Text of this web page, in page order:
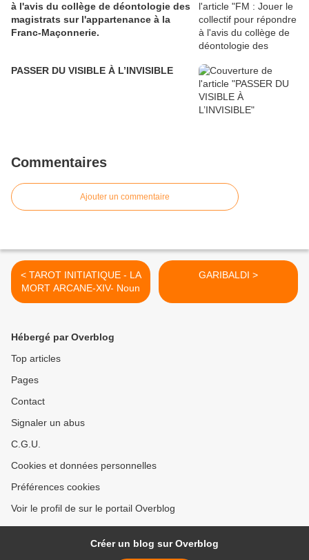
à l'avis du collège de déontologie des
magistrats sur l'appartenance à la
Franc-Maçonnerie.
PASSER DU VISIBLE À L’INVISIBLE
Commentaires
Ajouter un commentaire
< TAROT INITIATIQUE - LA
MORT ARCANE-XIV- Noun
GARIBALDI >
Hébergé par Overblog
Top articles
Pages
Contact
Signaler un abus
C.G.U.
Cookies et données personnelles
Préférences cookies
Voir le profil de sur le portail Overblog
Créer un blog sur Overblog